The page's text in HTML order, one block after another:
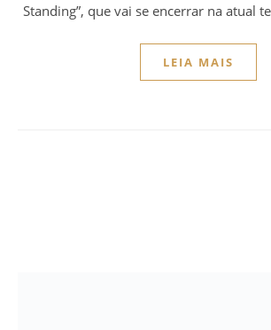
Standing”, que vai se encerrar na atual
LEIA MAIS